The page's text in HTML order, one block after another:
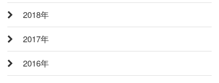
2018年
2017年
2016年